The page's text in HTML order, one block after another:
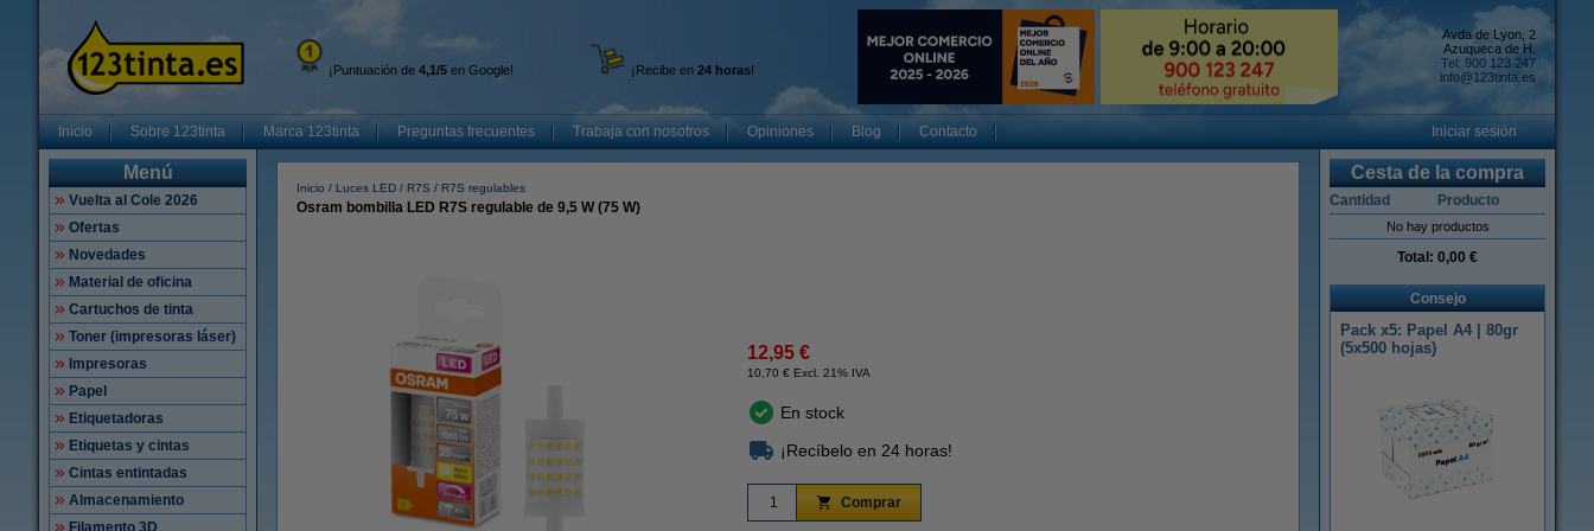
¡Puntuación de 4,1/5 en Google! ¡Recibe en 24 horas!
Avda de Lyon, 2
Azuqueca de H.
Tel: 900 123 247
info@123tinta.es
Inicio Sobre 123tinta Marca 123tinta Preguntas frecuentes Trabaja con nosotros Opiniones Blog Contacto Iniciar sesión
Menú
Vuelta al Cole 2026
Ofertas
Novedades
Material de oficina
Cartuchos de tinta
Toner (impresoras láser)
Impresoras
Papel
Etiquetadoras
Etiquetas y cintas
Cintas entintadas
Almacenamiento
Filamento 3D
Inicio Luces LED R7S R7S regulables
Osram bombilla LED R7S regulable de 9,5 W (75 W)
12,95 €
10,70 € Excl. 21% IVA
En stock
¡Recíbelo en 24 horas!
Comprar
Cesta de la compra
Cantidad Producto
No hay productos
Total: 0,00 €
Consejo
Pack x5: Papel A4 | 80gr
(5x500 hojas)